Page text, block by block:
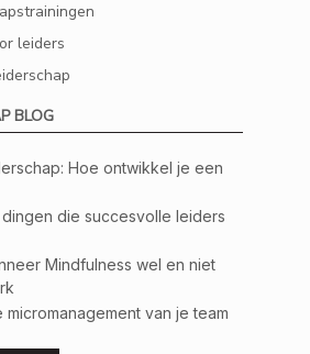
leiders
BLOG
Hoe ontwikkel je een
die succesvolle leiders
Mindfulness wel en niet
van je team